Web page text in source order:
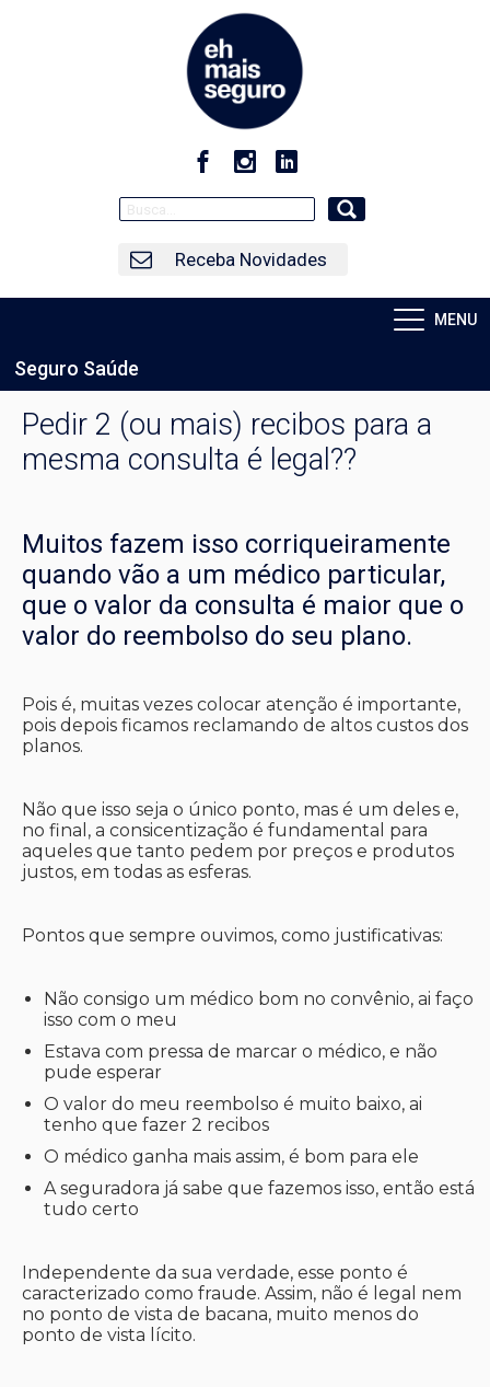
Receba Novidades
MENU
Seguro Saúde
Pedir 2 (ou mais) recibos para a
mesma consulta é legal??
Muitos fazem isso corriqueiramente
quando vão a um médico particular,
que o valor da consulta é maior que o
valor do reembolso do seu plano.
Pois é, muitas vezes colocar atenção é importante,
pois depois ficamos reclamando de altos custos dos
planos.
Não que isso seja o único ponto, mas é um deles e,
no final, a consicentização é fundamental para
aqueles que tanto pedem por preços e produtos
justos, em todas as esferas.
Pontos que sempre ouvimos, como justificativas:
Não consigo um médico bom no convênio, ai faço
isso com o meu
Estava com pressa de marcar o médico, e não
pude esperar
O valor do meu reembolso é muito baixo, ai
tenho que fazer 2 recibos
O médico ganha mais assim, é bom para ele
A seguradora já sabe que fazemos isso, então está
tudo certo
Independente da sua verdade, esse ponto é
caracterizado como fraude. Assim, não é legal nem
no ponto de vista de bacana, muito menos do
ponto de vista lícito.